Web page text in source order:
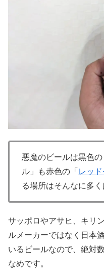
悪魔のビールは黒色
ル」も赤色の「 レッ
る場所はそんなに多く
サッポロやアサヒ、キリ
ルメーカーではなく日本
いるビールなので、絶対
なめです。